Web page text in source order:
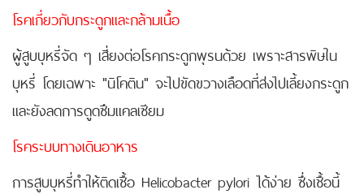
โรคเกี่ยวกับกระดูกและกล้ามเนื้อ
ผู้สูบบุหรี่จัด ๆ เสี่ยงต่อโรคกระดูกพุรนด้วย เพราะสารพิษใน
บุหรี่ โดยเฉพาะ "นิโคติน" จะไปขัดขวางเลือดที่ส่งไปเลี้ยงกระดูก
และยังลดการดูดซึมแคลเซียม
โรคระบบทางเดินอาหาร
การสูบบุหรี่ทำให้ติดเชื้อ Helicobacter pylori ได้ง่าย ซึ่งเชื้อนี้